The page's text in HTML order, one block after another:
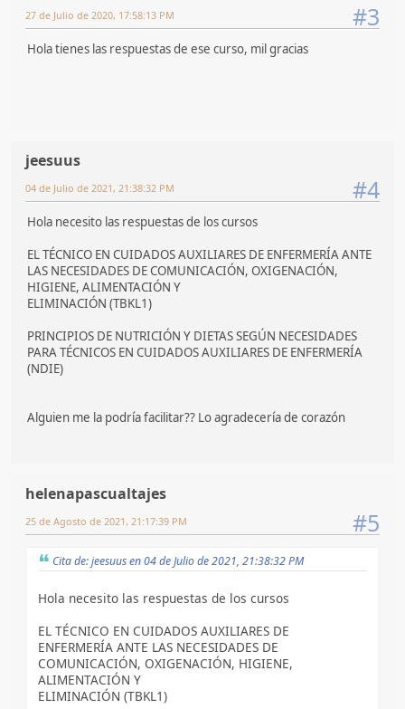
#3
27 de Julio de 2020, 17:58:13 PM
Hola tienes las respuestas de ese curso, mil gracias
jeesuus
#4
04 de Julio de 2021, 21:38:32 PM
Hola necesito las respuestas de los cursos
EL TÉCNICO EN CUIDADOS AUXILIARES DE ENFERMERÍA ANTE
LAS NECESIDADES DE COMUNICACIÓN, OXIGENACIÓN,
HIGIENE, ALIMENTACIÓN Y
ELIMINACIÓN (TBKL1)
PRINCIPIOS DE NUTRICIÓN Y DIETAS SEGÚN NECESIDADES
PARA TÉCNICOS EN CUIDADOS AUXILIARES DE ENFERMERÍA
(NDIE)
Alguien me la podría facilitar?? Lo agradecería de corazón
helenapascualtajes
#5
25 de Agosto de 2021, 21:17:39 PM
Cita de: jeesuus en 04 de Julio de 2021, 21:38:32 PM
Hola necesito las respuestas de los cursos
EL TÉCNICO EN CUIDADOS AUXILIARES DE
ENFERMERÍA ANTE LAS NECESIDADES DE
COMUNICACIÓN, OXIGENACIÓN, HIGIENE,
ALIMENTACIÓN Y
ELIMINACIÓN (TBKL1)